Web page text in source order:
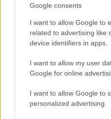
Google consents
I want to allow Google to
related to advertising like
device identifiers in apps.
I want to allow my user
Google for online
I want to allow Google to
personalized advertising.